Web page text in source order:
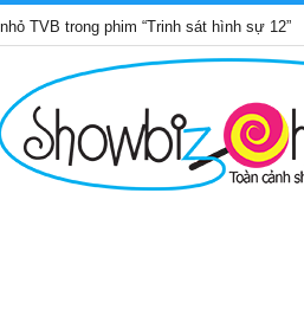
phim “Trinh sát hình sự 12”